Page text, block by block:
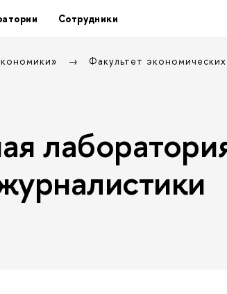
Сотрудники
Факультет